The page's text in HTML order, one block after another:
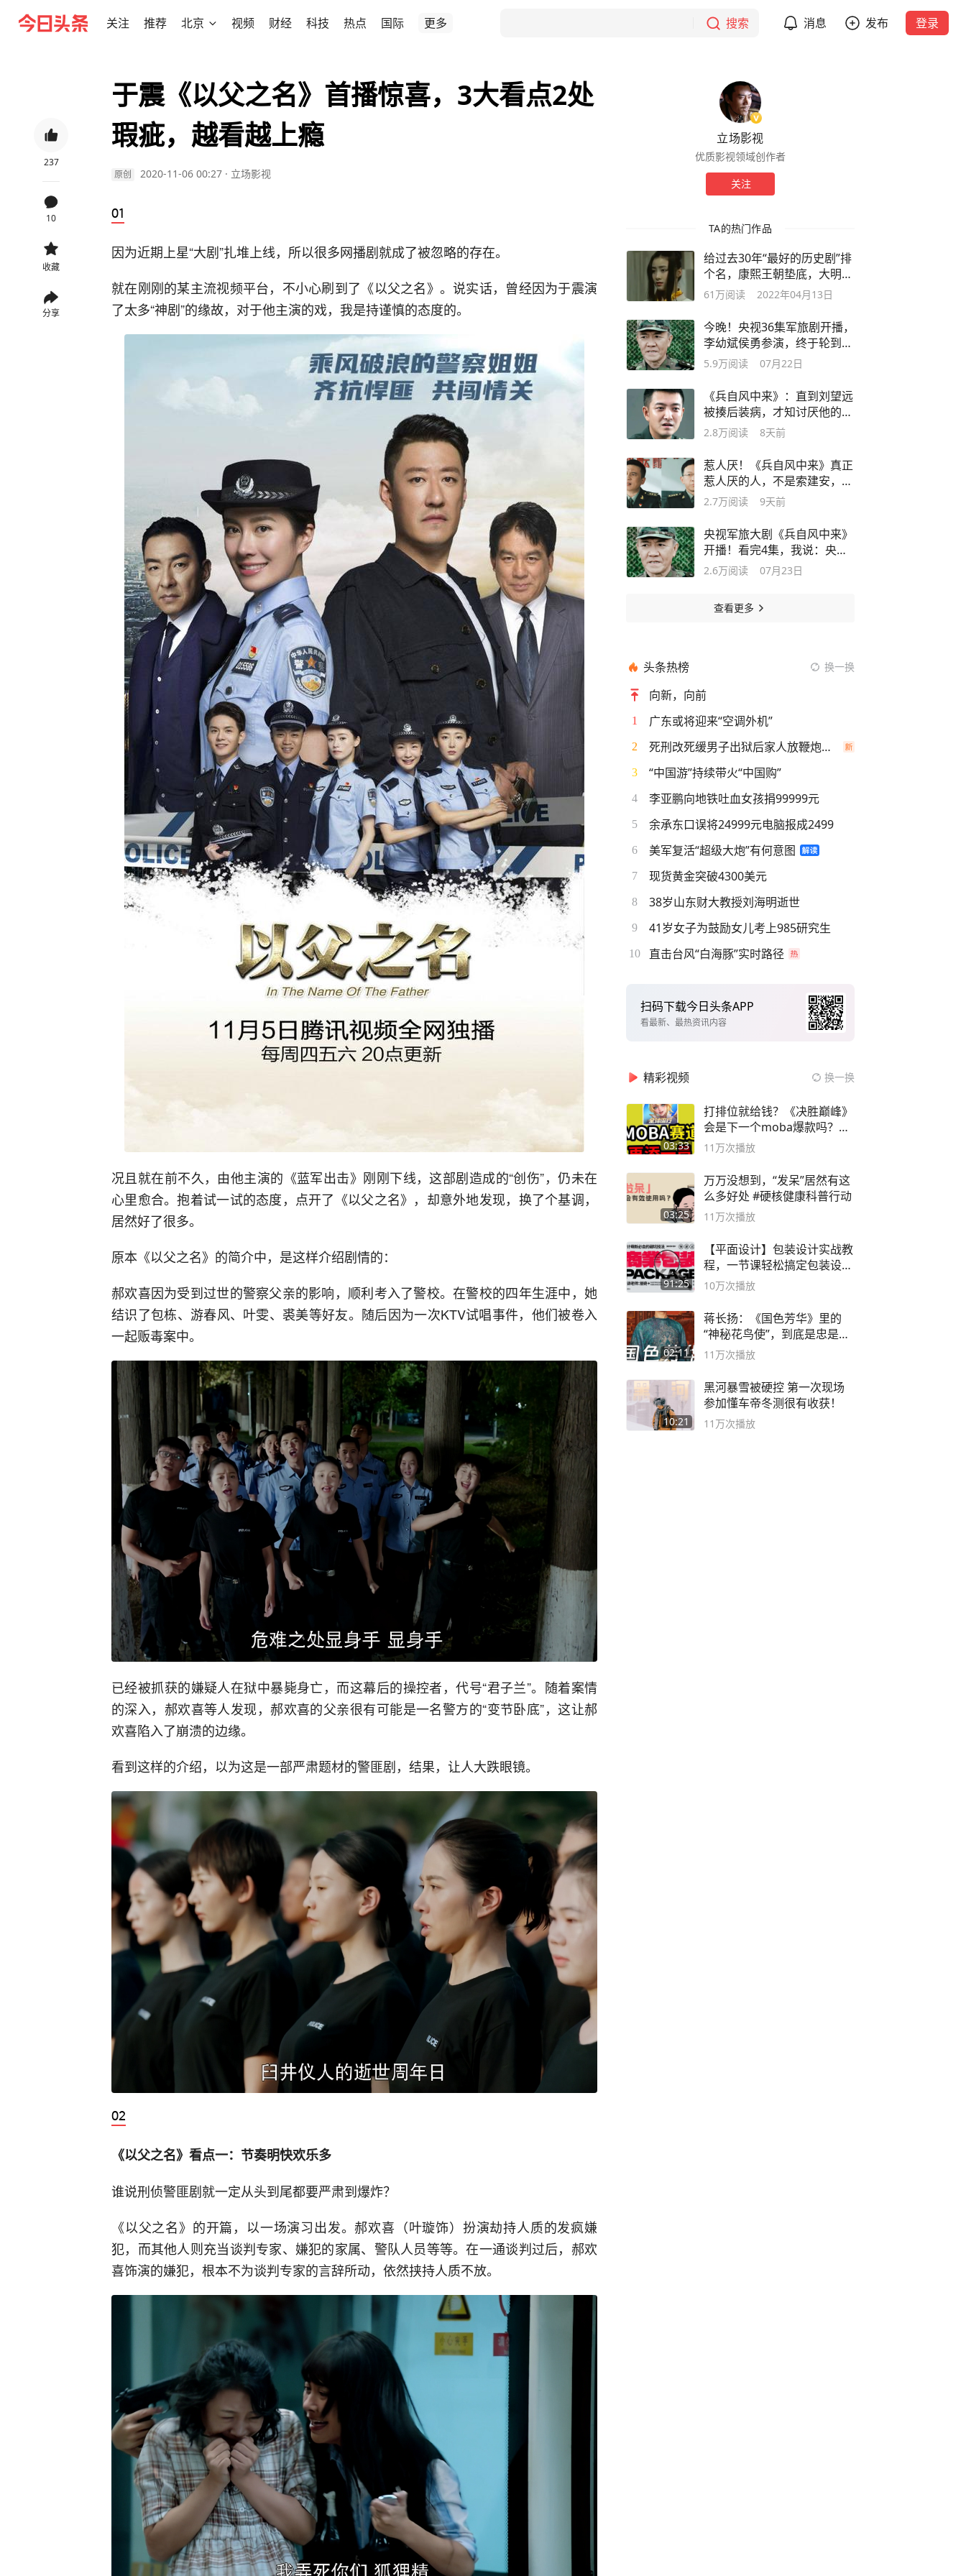
关注 推荐 北京 视频 财经 科技 热点 国际 更多 搜索 消息 发布 登录
237
10
收藏
分享
于震《以父之名》首播惊喜，3大看点2处
瑕疵，越看越上瘾
原创 2020-11-06 00:27 · 立场影视
因为近期上星“大剧”扎堆上线，所以很多网播剧就成了被忽略的存在。
就在刚刚的某主流视频平台，不小心刷到了《以父之名》。说实话，曾经因为于震演
了太多“神剧”的缘故，对于他主演的戏，我是持谨慎的态度的。
况且就在前不久，由他主演的《蓝军出击》刚刚下线，这部剧造成的“创伤”，仍未在
心里愈合。抱着试一试的态度，点开了《以父之名》，却意外地发现，换了个基调，
居然好了很多。
原本《以父之名》的简介中，是这样介绍剧情的：
郝欢喜因为受到过世的警察父亲的影响，顺利考入了警校。在警校的四年生涯中，她
结识了包栋、游春风、叶雯、裘美等好友。随后因为一次KTV试唱事件，他们被卷入
一起贩毒案中。
已经被抓获的嫌疑人在狱中暴毙身亡，而这幕后的操控者，代号“君子兰”。随着案情
的深入，郝欢喜等人发现，郝欢喜的父亲很有可能是一名警方的“变节卧底”，这让郝
欢喜陷入了崩溃的边缘。
看到这样的介绍，以为这是一部严肃题材的警匪剧，结果，让人大跌眼镜。
《以父之名》看点一：节奏明快欢乐多
谁说刑侦警匪剧就一定从头到尾都要严肃到爆炸？
《以父之名》的开篇，以一场演习出发。郝欢喜（叶璇饰）扮演劫持人质的发疯嫌
犯，而其他人则充当谈判专家、嫌犯的家属、警队人员等等。在一通谈判过后，郝欢
喜饰演的嫌犯，根本不为谈判专家的言辞所动，依然挟持人质不放。
立场影视
优质影视领域创作者
关注
TA的热门作品
给过去30年“最好的历史剧”排
个名，康熙王朝垫底，大明王
朝第二
61万阅读 2022年04月13日
今晚！央视36集军旅剧开播，
李幼斌侯勇参演，终于轮到军
旅剧火了
5.9万阅读 07月22日
《兵自风中来》：直到刘望远
被揍后装病，才知讨厌他的人
不止一个
2.8万阅读 8天前
惹人厌！《兵自风中来》真正
惹人厌的人，不是索建安，更
不是粱虹
2.7万阅读 9天前
央视军旅大剧《兵自风中来》
开播！看完4集，我说：央视
再出精品
2.6万阅读 07月23日
查看更多
头条热榜 换一换
向新，向前
1 广东或将迎来“空调外机”
2 死刑改死缓男子出狱后家人放鞭炮庆祝
3 “中国游”持续带火“中国购”
4 李亚鹏向地铁吐血女孩捐99999元
5 余承东口误将24999元电脑报成2499
6 美军复活“超级大炮”有何意图
7 现货黄金突破4300美元
8 38岁山东财大教授刘海明逝世
9 41岁女子为鼓励女儿考上985研究生
10 直击台风“白海豚”实时路径
扫码下载今日头条APP
看最新、最热资讯内容
精彩视频 换一换
03:33
打排位就给钱？《决胜巅峰》
会是下一个moba爆款吗？#
决胜巅峰
11万次播放
03:25
万万没想到，“发呆”居然有这
么多好处 #硬核健康科普行动
11万次播放
91:25
【平面设计】包装设计实战教
程，一节课轻松搞定包装设计
流程！
10万次播放
02:11
蒋长扬：《国色芳华》里的
“神秘花鸟使”，到底是忠是
奸？
11万次播放
10:21
黑河暴雪被硬控 第一次现场
参加懂车帝冬测很有收获！
11万次播放